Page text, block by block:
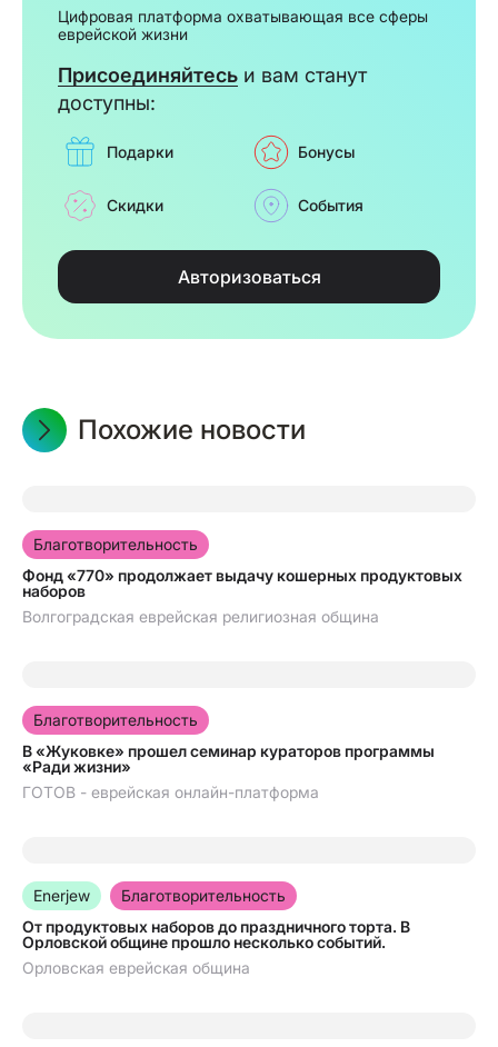
Цифровая платформа охватывающая все сферы
еврейской жизни
Присоединяйтесь и вам станут
доступны:
Подарки Бонусы
Скидки События
Авторизоваться
Похожие новости
15.06.2026
Благотворительность
Фонд «770» продолжает выдачу кошерных продуктовых
наборов
Волгоградская еврейская религиозная община
20.04.2026
Благотворительность
В «Жуковке» прошел семинар кураторов программы
«Ради жизни»
ГОТОВ - еврейская онлайн-платформа
10.07.2025
Enerjew
Благотворительность
От продуктовых наборов до праздничного торта. В
Орловской общине прошло несколько событий.
Орловская еврейская община